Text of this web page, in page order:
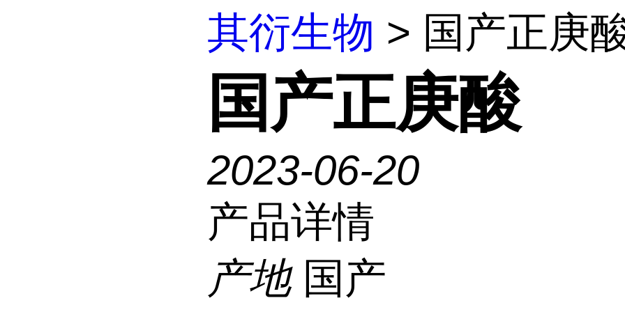
其衍生物 > 国产正庚
国产正庚酸
2023-06-20
产品详情
产地 国产